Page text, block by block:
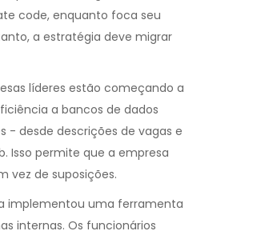
code, enquanto foca seu
a estratégia deve migrar
líderes estão começando a
a bancos de dados
- desde descrições de vagas e
Isso permite que a empresa
vez de suposições.
implementou uma ferramenta
internas. Os funcionários